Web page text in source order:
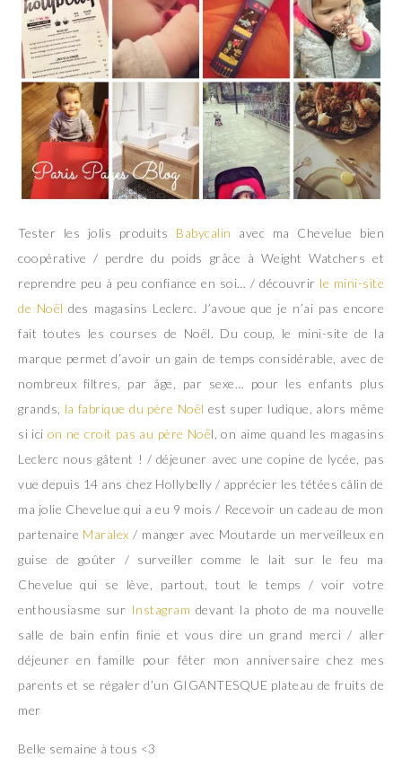
Tester les jolis produits Babycalin
avec ma Chevelue bien
coopérative / perdre du poids grâce à Weight Watchers et
reprendre peu à peu confiance en soi… / découvrir le mini-site
de Noëldes magasins Leclerc. J’avoue que je n’ai pas encore
fait toutes les courses de Noël. Du coup, le mini-site de la
marque permet d’avoir un gain de temps considérable, avec de
nombreux filtres, par âge, par sexe… pour les enfants plus
grands, la fabrique du père Noël est super ludique, alors même
si ici on ne croit pas au père Noël, on aime quand les magasins
Leclerc nous gâtent ! / déjeuner avec une copine de lycée, pas
vue depuis 14 ans chez Hollybelly / apprécier les tétées câlin de
ma jolie Chevelue qui a eu 9 mois / Recevoir un cadeau de mon
partenaire Maralex / manger avec Moutarde un merveilleux en
guise de goûter / surveiller comme le lait sur le feu ma
Chevelue qui se lève, partout, tout le temps / voir votre
enthousiasme sur Instagram devant la photo de ma nouvelle
salle de bain enfin finie et vous dire un grand merci / aller
déjeuner en famille pour fêter mon anniversaire chez mes
parents et se régaler d’un GIGANTESQUE plateau de fruits de
mer
Belle semaine à tous <3